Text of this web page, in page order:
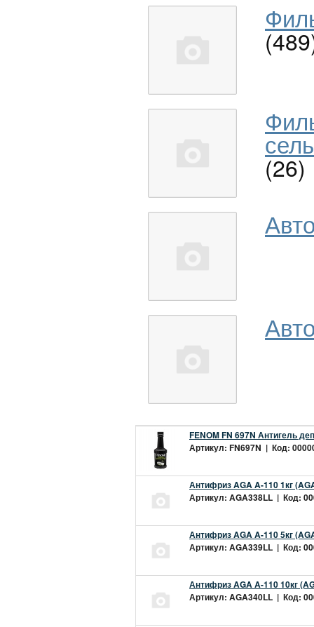
(26)
FENOM FN 697N Антигель
Артикул: FN697N | Код:
Антифриз AGA A-110 1кг
Артикул: AGA338LL | Код:
Антифриз AGA A-110 5кг
Артикул: AGA339LL | Код:
Антифриз AGA A-110 10кг
Артикул: AGA340LL | Код: